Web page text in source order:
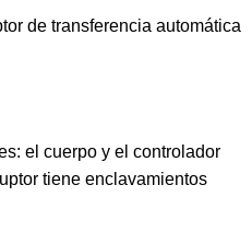
de transferencia automática
el cuerpo y el controlador
tiene enclavamientos